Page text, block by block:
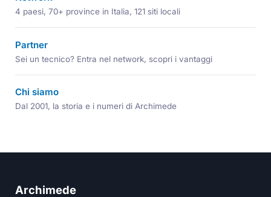
4 paesi, 70+ province in Italia, 121 siti locali
Partner
Sei un tecnico? Entra nel network, scopri i vantaggi
Chi siamo
Dal 2001, la storia e i numeri di Archimede
Archimede